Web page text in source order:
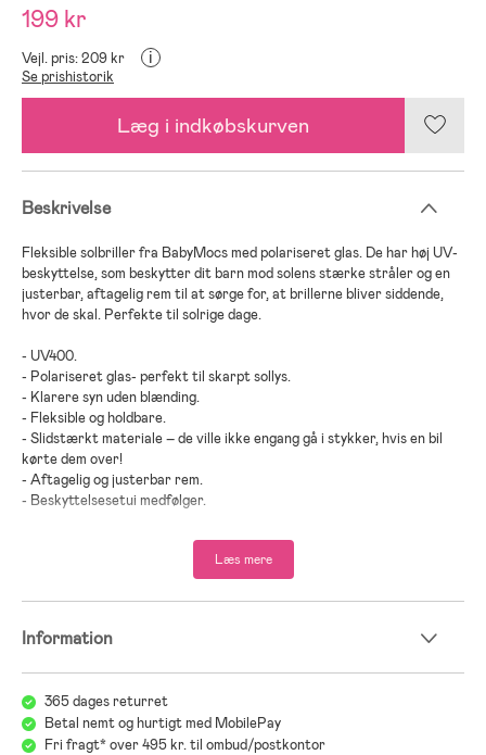
199 kr
Vejl. pris: 209 kr i
Se prishistorik
Læg i indkøbskurven
Beskrivelse
Fleksible solbriller fra BabyMocs med polariseret glas. De har høj UV-
beskyttelse, som beskytter dit barn mod solens stærke stråler og en
justerbar, aftagelig rem til at sørge for, at brillerne bliver siddende,
hvor de skal. Perfekte til solrige dage.
- UV400.
- Polariseret glas- perfekt til skarpt sollys.
- Klarere syn uden blænding.
- Fleksible og holdbare.
- Slidstærkt materiale – de ville ikke engang gå i stykker, hvis en bil
kørte dem over!
- Aftagelig og justerbar rem.
- Beskyttelsesetui medfølger.
Læs mere
Information
365 dages returret
Betal nemt og hurtigt med MobilePay
Fri fragt* over 495 kr. til ombud/postkontor